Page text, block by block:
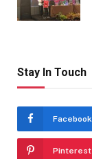
Stay In Touch
Facebook
Pinterest